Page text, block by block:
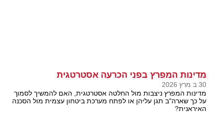
מדינות המפרץ בפני הכרעה אסטרטגית
30 ב מרץ 2026
מדינות המפרץ ניצבות מול החלטה אסטרטגית, האם להמשיך לסמוך
על כך שארה"ב תגן עליהן או לפתח מערכת ביטחון עצמית מול הסכנה
האיראנית?